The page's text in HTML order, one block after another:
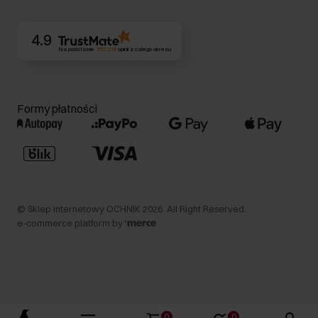
4.9
Na podstawie 357 216opinii z całego okresu
Formy płatności
© Sklep internetowy OCHNIK 2026 . All Right Reserved.
e-commerce platform by